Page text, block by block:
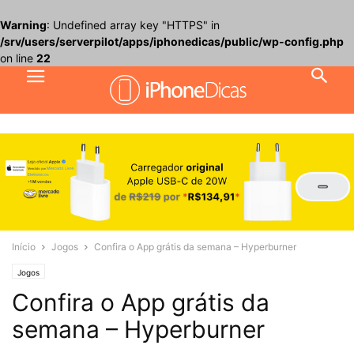
Warning: Undefined array key "HTTPS" in
/srv/users/serverpilot/apps/iphonedicas/public/wp-config.php
on line 22
Início Jogos Confira o App grátis da semana – Hyperburner
Jogos
Confira o App grátis da
semana – Hyperburner